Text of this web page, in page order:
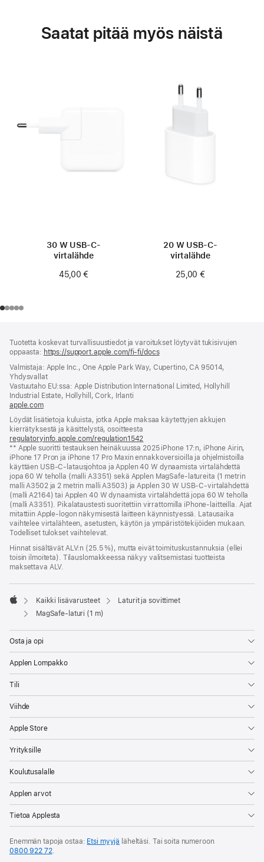
Saatat pitää myös näistä
30 W USB-C-
virtalähde
45,00 €
20 W USB-C-
virtalähde
25,00 €
Tuotetta koskevat turvallisuustiedot ja varoitukset löytyvät tukisivujen
oppaasta: https://support.apple.com/fi-fi/docs(avautuu
ikkunaan)
Valmistaja: Apple Inc., One Apple Park Way, Cupertino, CA 95014,
Yhdysvallat
Vastuutaho EU:ssa: Apple Distribution International Limited, Hollyhill
Industrial Estate, Hollyhill, Cork, Irlanti
apple.com(avautuu
ikkunaan)
Löydät lisätietoja kuluista, jotka Apple maksaa käytettyjen akkujen
kierrätyksestä ja käsittelystä, osoitteesta
regulatoryinfo.apple.com/regulation1542
uuteen
ikkunaan)
** Apple suoritti testauksen heinäkuussa 2025 iPhone 17:n, iPhone Airin,
iPhone 17 Pron ja iPhone 17 Pro Maxin ennakko­versioilla ja ohjelmistoilla
käyttäen USB-C-latausjohtoa ja Applen 40 W dynaamista virta­lähdettä
jopa 60 W teholla (malli A3351) sekä Applen MagSafe-latureita (1 metrin
malli A3502 ja 2 metrin malli A3503) ja Applen 30 W USB-C-virtalähdettä
(malli A2164) tai Applen 40 W dynaamista virta­lähdettä jopa 60 W teholla
(malli A3351). Pikalataus­testi suoritettiin virrattomilla iPhone-laitteilla. Ajat
mitattiin Apple-logon näkymisestä laitteen käynnistyessä. Lataus­aika
vaihtelee virtalähteen, asetusten, käytön ja ympäristö­tekijöiden mukaan.
Todelliset tulokset vaihtelevat.
Hinnat sisältävät ALV:n (25.5 %), mutta eivät toimitus­kustannuksia (ellei
toisin ilmoiteta). Tilauslomakkeessa näkyy valitsemistasi tuotteista
maksettava ALV.
Apple
Kaikki lisävarusteet
Laturit ja sovittimet
MagSafe-laturi (1 m)
Osta ja opi
Applen Lompakko
Tili
Viihde
Apple Store
Yrityksille
Koulutusalalle
Applen arvot
Tietoa Applesta
Enemmän tapoja ostaa: Etsi myyjä läheltäsi. Tai soita numeroon
0800 922 72.